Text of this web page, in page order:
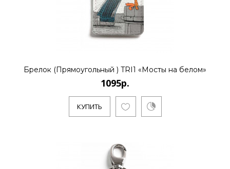
Брелок (Прямоугольный ) TRI1 «Мосты на белом»
1095р.
КУПИТЬ